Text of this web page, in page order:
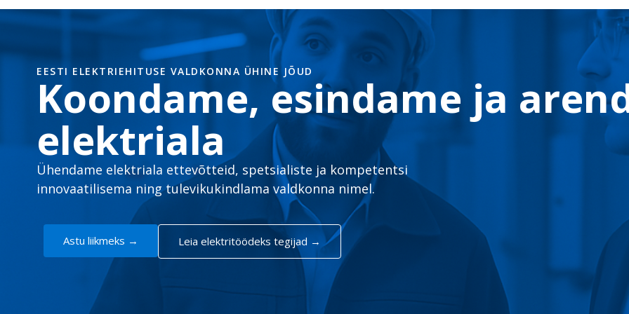
EESTI ELEKTRIEHITUSE VALDKONNA ÜHINE JÕUD
Koondame, esindame ja
elektriala
Ühendame elektriala ettevõtteid, spetsialiste ja kompetentsi
innovaatilisema ning tulevikukindlama valdkonna nimel.
Astu liikmeks → Leia elektritöödeks tegijad →